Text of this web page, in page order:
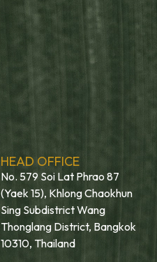
HEAD OFFICE
No. 579 Soi Lat Phrao 87
(Yaek 15), Khlong Chaokhun
Sing Subdistrict Wang
Thonglang District, Bangkok
10310, Thailand